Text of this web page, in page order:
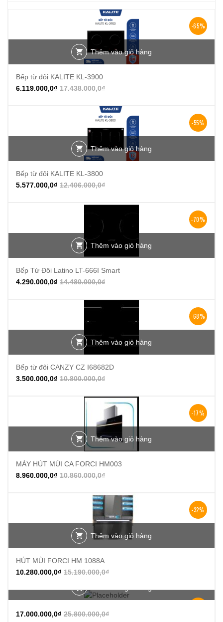
-65%
Thêm vào giỏ hàng
Bếp từ đôi KALITE KL-3900
17.438.000,0₫
6.119.000,0₫
-55%
Thêm vào giỏ hàng
Bếp từ đôi KALITE KL-3800
12.406.000,0₫
5.577.000,0₫
-70%
Thêm vào giỏ hàng
Bếp Từ Đôi Latino LT-666I Smart
14.480.000,0₫
4.290.000,0₫
-68%
Thêm vào giỏ hàng
Bếp từ đôi CANZY CZ I68682D
10.800.000,0₫
3.500.000,0₫
-17%
Thêm vào giỏ hàng
MÁY HÚT MÙI CA FORCI HM003
10.860.000,0₫
8.960.000,0₫
-32%
Thêm vào giỏ hàng
HÚT MÙI FORCI HM 1088A
15.190.000,0₫
10.280.000,0₫
25.800.000,0₫
17.000.000,0₫